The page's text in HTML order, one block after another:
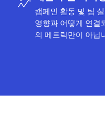
캠페인 활동 및 팀
영향과 어떻게 연결
의 메트릭만이 아닙